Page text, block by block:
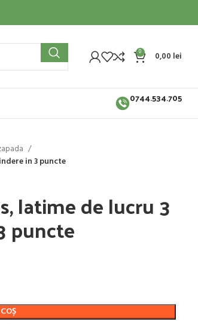
0 0,00 lei
0744.534.705
in 3 puncte
latime de lucru 3
puncte